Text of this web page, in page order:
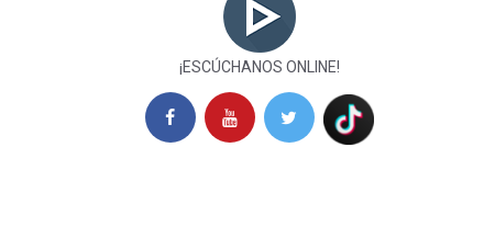
¡ESCÚCHANOS ONLINE!